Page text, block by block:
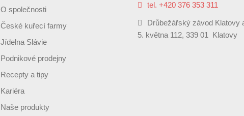
O společnosti
České kuřecí farmy
Jídelna Slávie
Podnikové prodejny
Recepty a tipy
Kariéra
Naše produkty
tel. +420 376 353 311
Drůbežářský závod Klatovy
5. května 112, 339 01 Klatovy